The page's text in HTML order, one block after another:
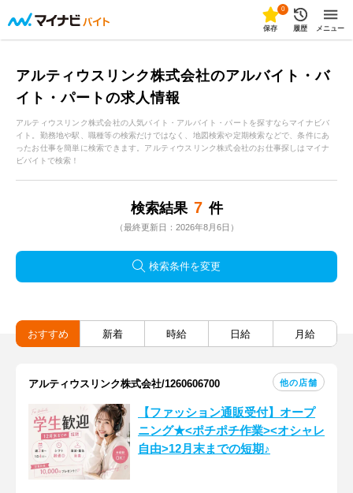
0
保存 履歴 メニュー
アルティウスリンク株式会社のアルバイト・バ
イト・パートの求人情報
アルティウスリンク株式会社の人気バイト・アルバイト・パートを探すならマイナビバ
イト。勤務地や駅、職種等の検索だけではなく、地図検索や定期検索などで、条件にあ
ったお仕事を簡単に検索できます。アルティウスリンク株式会社のお仕事探しはマイナ
ビバイトで検索！
検索結果 7 件
（最終更新日：2026年8月6日）
検索条件を変更
おすすめ 新着 時給 日給 月給
アルティウスリンク株式会社/1260606700 他の店舗
【ファッション通販受付】オープ
ニング★<ポチポチ作業><オシャレ
自由>12月末までの短期♪